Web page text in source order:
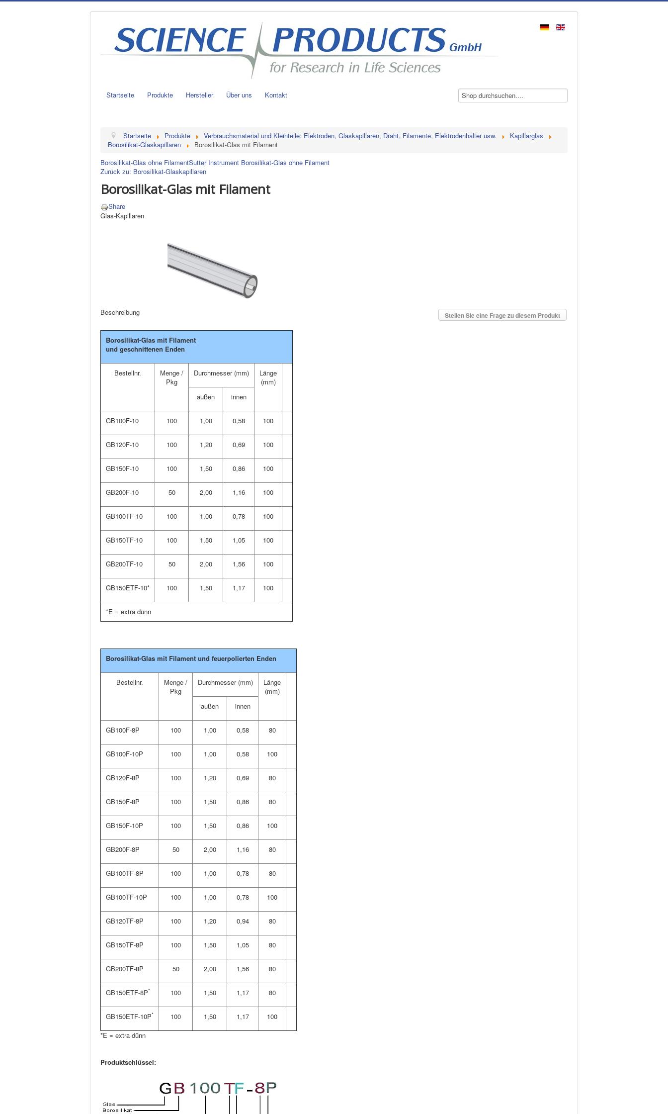
Startseite Produkte Hersteller Über uns Kontakt
Startseite Produkte Verbrauchsmaterial und Kleinteile: Elektroden, Glaskapillaren, Draht, Filamente, Elektrodenhalter usw.
Kapillarglas
Borosilikat-Glaskapillaren
Borosilikat-Glas mit Filament
Borosilikat-Glas ohne FilamentSutter Instrument Borosilikat-Glas ohne Filament
Zurück zu: Borosilikat-Glaskapillaren
Borosilikat-Glas mit Filament
Share
Glas-Kapillaren
Stellen Sie eine Frage zu diesem Produkt
Beschreibung
Borosilikat-Glas mit Filament
und geschnittenen Enden
Bestellnr.
Menge /
Pkg
Durchmesser (mm)
Länge
(mm)
außen
innen
GB100F-10 100 1,00 0,58 100
GB120F-10 100 1,20 0,69 100
GB150F-10 100 1,50 0,86 100
GB200F-10 50 2,00 1,16 100
GB100TF-10 100 1,00 0,78 100
GB150TF-10 100 1,50 1,05 100
GB200TF-10 50 2,00 1,56 100
GB150ETF-10* 100 1,50 1,17 100
*E = extra dünn
Borosilikat-Glas mit Filament und feuerpolierten Enden
Bestellnr.
Menge /
Pkg
Durchmesser (mm)
Länge
(mm)
außen
innen
GB100F-8P 100 1,00 0,58 80
GB100F-10P 100 1,00 0,58 100
GB120F-8P 100 1,20 0,69 80
GB150F-8P 100 1,50 0,86 80
GB150F-10P 100 1,50 0,86 100
GB200F-8P 50 2,00 1,16 80
GB100TF-8P 100 1,00 0,78 80
GB100TF-10P 100 1,00 0,78 100
GB120TF-8P 100 1,20 0,94 80
GB150TF-8P 100 1,50 1,05 80
GB200TF-8P 50 2,00 1,56 80
GB150ETF-8P* 100 1,50 1,17 80
GB150ETF-10P* 100 1,50 1,17
100
*E = extra dünn
Produktschlüssel: